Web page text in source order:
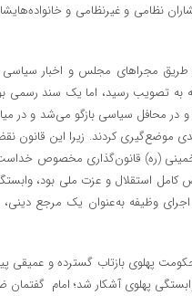
نظامی و غیرنظامی و
طریق مجراهای مجلس و اخبار سیاسی
به تصویب رسید، اما یک سند رسمی
و در محافل سیاسی بازگو می‌شد و در
موضع‌گیری کردند. زیرا این قانون
خمینی (ره) قانون‌گذاری مخصوص
کامل استقلال و عزت ملی بود،
اجرای وظیفه به‌عنوان یک مرجع دینی،
پهلوی بازتاب گسترده و عمیقی
پهلوی آشکار شد؛ امام گفتمان